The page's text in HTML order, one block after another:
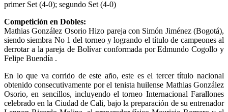
primer Set (4-0); segundo Set (4-0)
Competición en Dobles:
Mathias González Osorio Hizo pareja con Simón Jiménez (Bogotá),
siendo siembra No 1 del torneo y logrando el título de campeones al
derrotar a la pareja de Bolívar conformada por Edmundo Cogollo y
Felipe Buendía .
En lo que va corrido de este año, este es el tercer título nacional
obtenido consecutivamente por el tenista huilense Mathias González
Osorio, en sencillos, incluyendo el torneo Internacional Farallones
celebrado en la Ciudad de Cali, bajo la preparación de su entrenador